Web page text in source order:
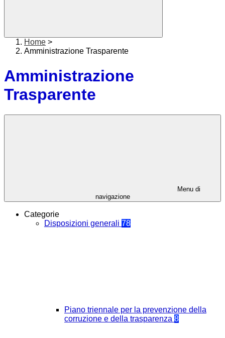
Home >
Amministrazione Trasparente
Amministrazione
Trasparente
Menu di
navigazione
Categorie
Disposizioni generali 78
Piano triennale per la prevenzione della
corruzione e della trasparenza 8